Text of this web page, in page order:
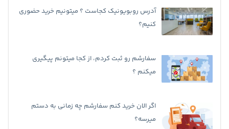
آدرس روبویونیک کجاست ؟ میتونیم خرید حضوری
کنیم؟
سفارشم رو ثبت کردم، از کجا میتونم پیگیری
میکنم ؟
اگر الان خرید کنم سفارشم چه زمانی به دستم
میرسه؟